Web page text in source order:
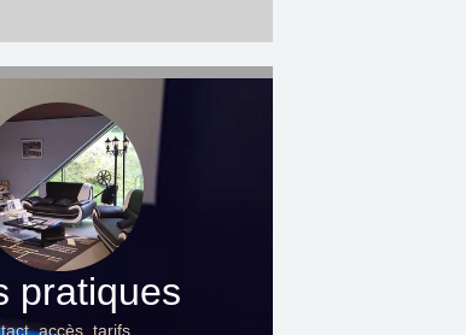
pratiques
accès, tarifs…